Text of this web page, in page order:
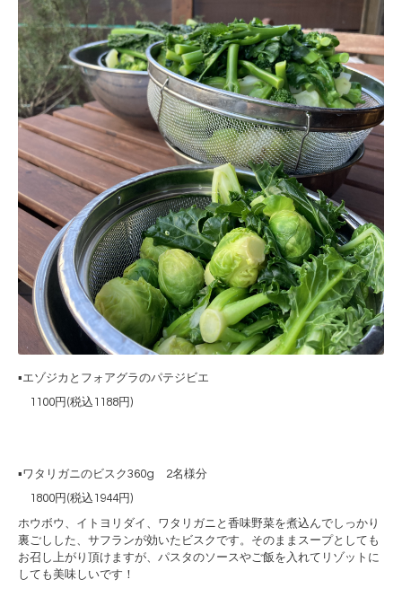
▪️エゾジカとフォアグラのパテジビエ
1100円(税込1188円)
▪️ワタリガニのビスク360g 2名様分
1800円 (税込 1944円 )
ホウボウ、イトヨリダイ、ワタリガニと香味野菜を煮込んでしっかり
裏ごしした、サフランが効いたビスクです。 そのままスープとしても
お召し上がり頂けますが、 パスタのソースやご飯を入れてリゾットに
しても美味しいです！